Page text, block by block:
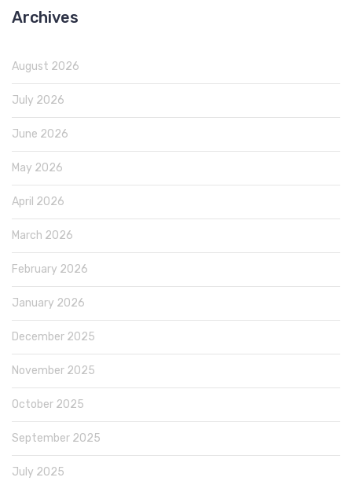
Archives
August 2026
July 2026
June 2026
May 2026
April 2026
March 2026
February 2026
January 2026
December 2025
November 2025
October 2025
September 2025
July 2025